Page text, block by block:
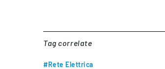
Tag correlate
#Rete Elettrica